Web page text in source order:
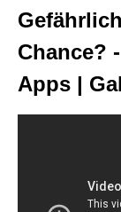
Chance?
Apps |